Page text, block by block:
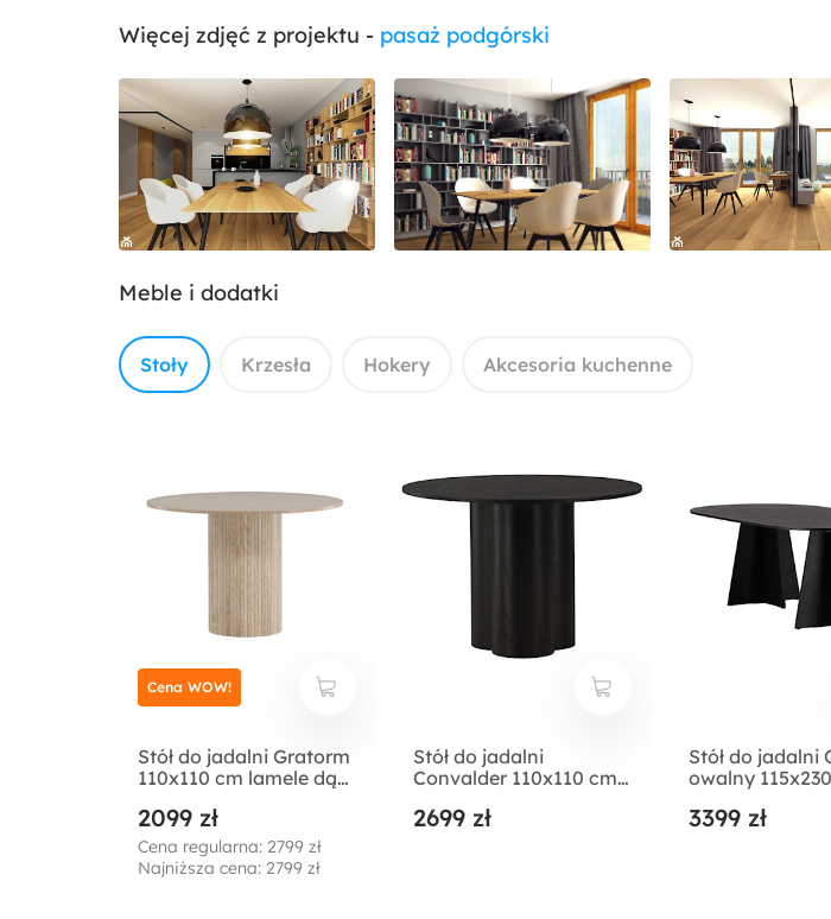
Więcej zdjęć z projektu - pasaż podgórski
Meble i dodatki
Stoły Krzesła Hokery Akcesoria kuchenne
Stół do jadalni Gratorm
110x110 cm lamele dąb
2099 zł
Cena regularna: 2799 zł
Najniższa cena: 2799 zł
Cena WOW!
Stół do jadalni
Convalder 110x110 cm
2699 zł
Stół do jadalni
owalny 115x230
3399 zł